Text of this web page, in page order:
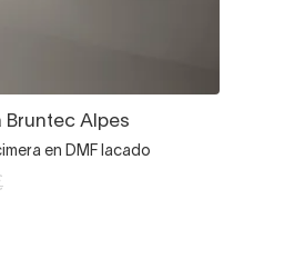
Bruntec Alpes
en DMF lacado